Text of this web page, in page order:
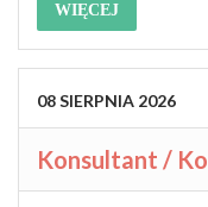
WIĘCEJ
08SIERPNIA 2026
Konsultant /